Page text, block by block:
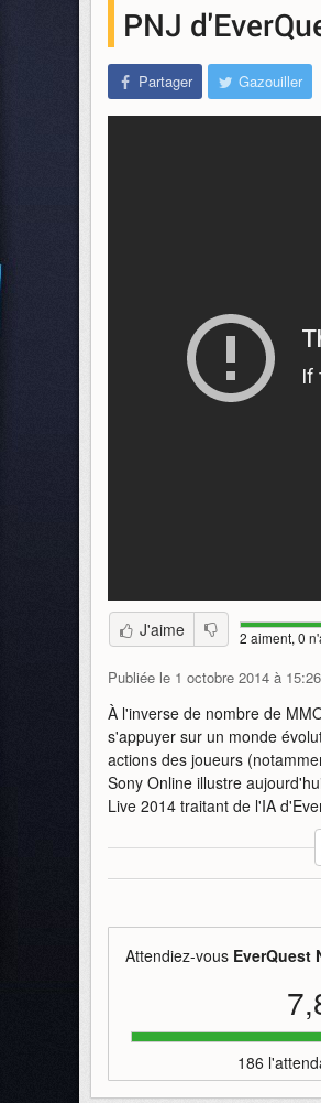
PNJ
Partager Gazouiller
J'aime 2 aiment, 0
Publiée le 1 octobre 2014 à 15:26
À l'inverse de nombre de
s'appuyer sur un monde
actions des joueurs
Sony Online illustre
Live 2014 traitant de l'IA
Attendiez-vous EverQuest
186